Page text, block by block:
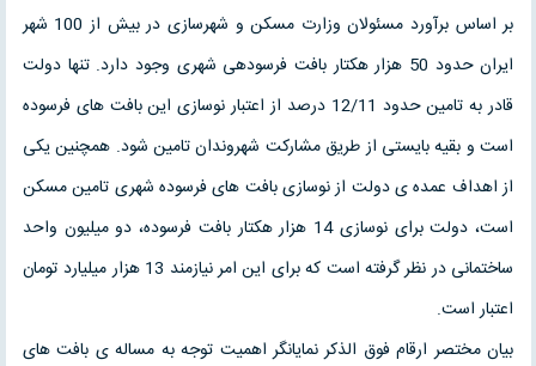
بر اساس برآورد مسئولان وزارت مسکن و شهرسازی در بیش از 100 شهر
ایران حدود 50 هزار هکتار بافت فرسوده­ی شهری وجود دارد. تنها دولت
قادر به تامین حدود 12/11 درصد از اعتبار نوسازی این بافت های فرسوده
است و بقیه بایستی از طریق مشارکت شهروندان تامین شود. همچنین یکی
از اهداف عمده ی دولت از نوسازی بافت های فرسوده شهری تامین مسکن
است، دولت برای نوسازی 14 هزار هکتار بافت فرسوده، دو میلیون واحد
ساختمانی در نظر گرفته است که برای این امر نیازمند 13 هزار میلیارد تومان
اعتبار است.
بیان مختصر ارقام فوق الذکر نمایانگر اهمیت توجه به مساله ی بافت های